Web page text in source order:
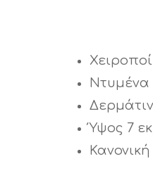
Ντυμένα
Ύψος 7